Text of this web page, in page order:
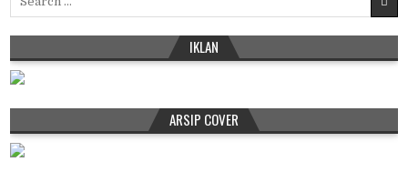
IKLAN
ARSIP COVER